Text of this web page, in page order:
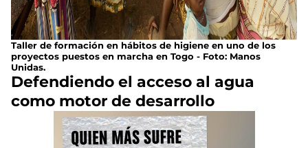
Taller de formación en hábitos de higiene en uno de los
proyectos puestos en marcha en Togo - Foto: Manos
Unidas.
Defendiendo el acceso al agua
como motor de desarrollo